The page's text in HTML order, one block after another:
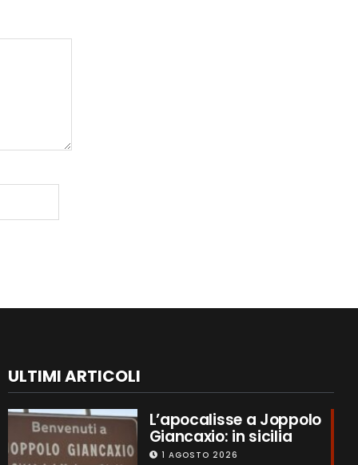
ULTIMI ARTICOLI
L’apocalisse a Joppolo
Giancaxio: in sicilia
1 AGOSTO 2026